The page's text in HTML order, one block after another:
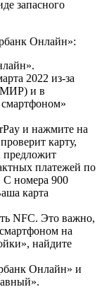
запасного
Онлайн»:
2022 из-за
МИР) и в
и нажмите на
карту,
предложит
платежей по
С номера 900
карта
NFC. Это важно,
на
найдите
Онлайн» и